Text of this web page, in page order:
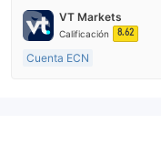
Supervisión en Australia
VT Markets
Calificación 8.62
Cuenta ECN